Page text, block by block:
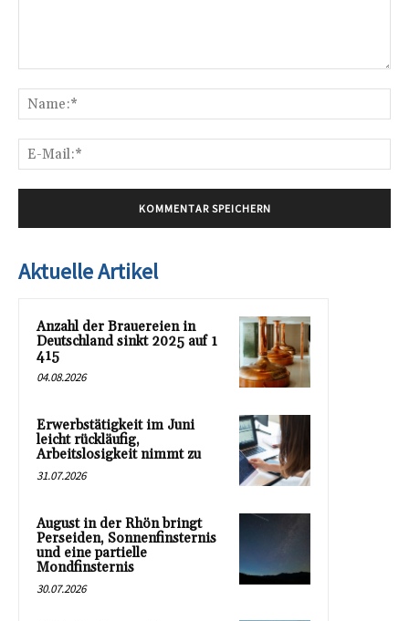
Aktuelle Artikel
Anzahl der Brauereien in
Deutschland sinkt 2025 auf 1
415
04.08.2026
Erwerbstätigkeit im Juni
leicht rückläufig,
Arbeitslosigkeit nimmt zu
31.07.2026
August in der Rhön bringt
Perseiden, Sonnenfinsternis
und eine partielle
Mondfinsternis
30.07.2026